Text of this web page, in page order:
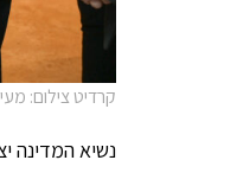
קרדיט צילום:
נשיא המדינה יצחק הרצוג